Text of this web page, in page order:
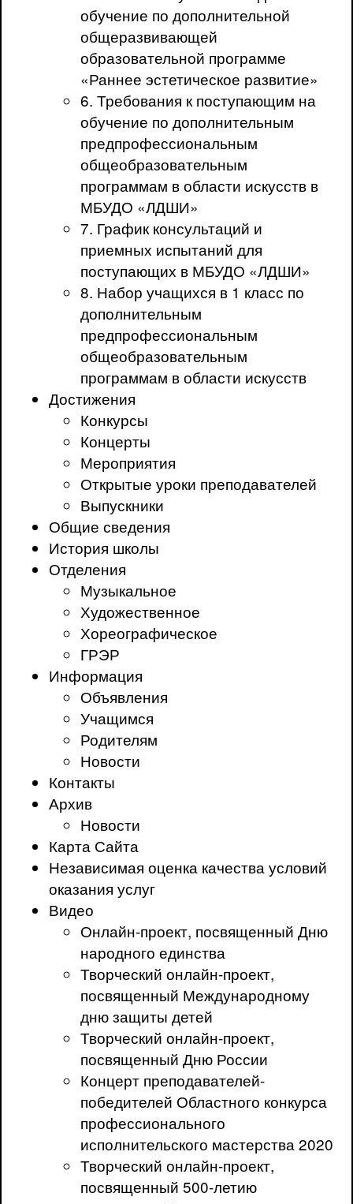
обучение по дополнительной
общеразвивающей
образовательной программе
«Раннее эстетическое развитие»
6. Требования к поступающим на
обучение по дополнительным
предпрофессиональным
общеобразовательным
программам в области искусств в
МБУДО «ЛДШИ»
7. График консультаций и
приемных испытаний для
поступающих в МБУДО «ЛДШИ»
8. Набор учащихся в 1 класс по
дополнительным
предпрофессиональным
общеобразовательным
программам в области искусств
Достижения
Конкурсы
Концерты
Мероприятия
Открытые уроки преподавателей
Выпускники
Общие сведения
История школы
Отделения
Музыкальное
Художественное
Хореографическое
ГРЭР
Информация
Объявления
Учащимся
Родителям
Новости
Контакты
Архив
Новости
Карта Сайта
Независимая оценка качества условий
оказания услуг
Видео
Онлайн-проект, посвященный Дню
народного единства
Творческий онлайн-проект,
посвященный Международному
дню защиты детей
Творческий онлайн-проект,
посвященный Дню России
Концерт преподавателей-
победителей Областного конкурса
профессионального
исполнительского мастерства 2020
Творческий онлайн-проект,
посвященный 500-летию